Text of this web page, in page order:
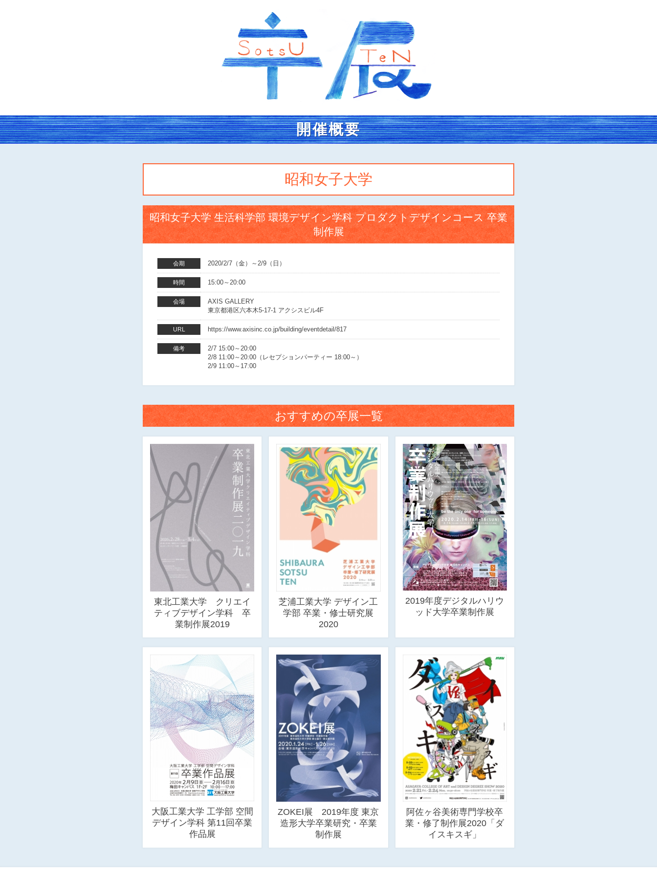
開催概要
昭和女子大学
昭和女子大学 生活科学部 環境デザイン学科 プロダクトデザインコース 卒業
制作展
会期 2020/2/7（金）～2/9（日）
時間 15:00～20:00
会場
AXIS GALLERY
東京都港区六本木5-17-1 アクシスビル4F
URL https://www.axisinc.co.jp/building/eventdetail/817
備考
2/7 15:00～20:00
2/8 11:00～20:00（レセプションパーティー 18:00～）
2/9 11:00～17:00
おすすめの卒展一覧
東北工業大学 クリエイ
ティブデザイン学科 卒
業制作展2019
芝浦工業大学 デザイン工
学部 卒業・修士研究展
2020
2019年度デジタルハリウ
ッド大学卒業制作展
大阪工業大学 工学部 空間
デザイン学科 第11回卒業
作品展
ZOKEI展 2019年度 東京
造形大学卒業研究・卒業
制作展
阿佐ヶ谷美術専門学校卒
業・修了制作展2020「ダ
イスキスギ」